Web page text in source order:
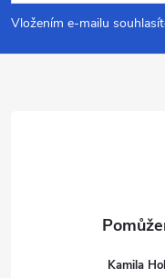
p
a
Vložením e-mailu
Kamila